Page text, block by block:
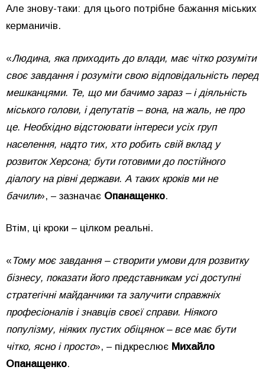
Але знову-таки: для цього потрібне бажання міських
керманичів.
«Людина, яка приходить до влади, має чітко розуміти
своє завдання і розуміти свою відповідальність перед
мешканцями. Те, що ми бачимо зараз – і діяльність
міського голови, і депутатів – вона, на жаль, не про
це. Необхідно відстоювати інтереси усіх груп
населення, надто тих, хто робить свій вклад у
розвиток Херсона; бути готовими до постійного
діалогу на рівні держави. А таких кроків ми не
бачили», – зазначає Опанащенко.
Втім, ці кроки – цілком реальні.
« Тому моє завдання – створити умови для розвитку
бізнесу, показати його представникам усі доступні
стратегічні майданчики та залучити справжніх
професіоналів і знавців своєї справи. Ніякого
популізму, ніяких пустих обіцянок – все має бути
чітко, ясно і просто», – підкреслює Михайло
Опанащенко.